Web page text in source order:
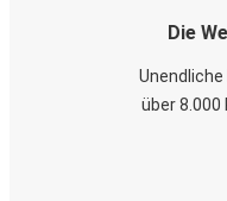
Die
über 8.000